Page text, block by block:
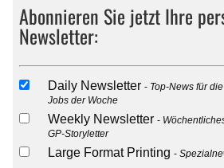
Abonnieren Sie jetzt Ihre
Newsletter:
Daily Newsletter
Top-News für
Jobs der Woche
Weekly Newsletter
GP-Storyletter
Large Format Printing